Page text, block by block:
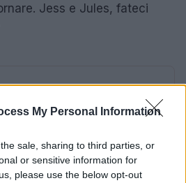
My Personal Information
sale, sharing to third parties, or
or sensitive information for
please use the below opt-out
Jess e Jules, fateci